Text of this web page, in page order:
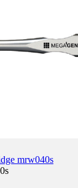
mrw040s